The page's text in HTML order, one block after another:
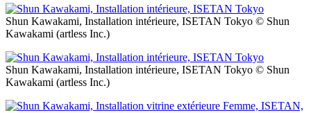
Shun Kawakami, Installation intérieure, ISETAN Tokyo © Shun
Kawakami (artless Inc.)
Shun Kawakami, Installation intérieure, ISETAN Tokyo © Shun
Kawakami (artless Inc.)